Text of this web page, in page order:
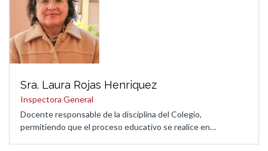
Sra. Laura Rojas Henriquez
Inspectora General
Docente responsable de la disciplina del Colegio,
permitiendo que el proceso educativo se realice en…